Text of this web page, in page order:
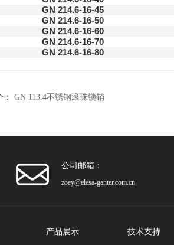
GN 214.6-16-45
GN 214.6-16-50
GN 214.6-16-60
GN 214.6-16-70
GN 214.6-16-80
GN 113.4不锈钢滚珠锁销
公司邮箱：
zoey@elesa-ganter.com.cn
产品展示 技术支持